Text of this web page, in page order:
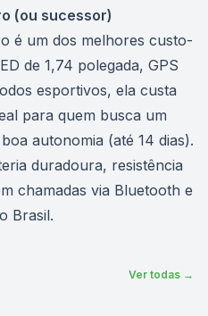
(ou sucessor)
é um dos melhores custo-
de 1,74 polegada, GPS
esportivos, ela custa
para quem busca um
autonomia (até 14 dias).
duradoura, resistência
chamadas via Bluetooth e
Brasil.
Ver todas →